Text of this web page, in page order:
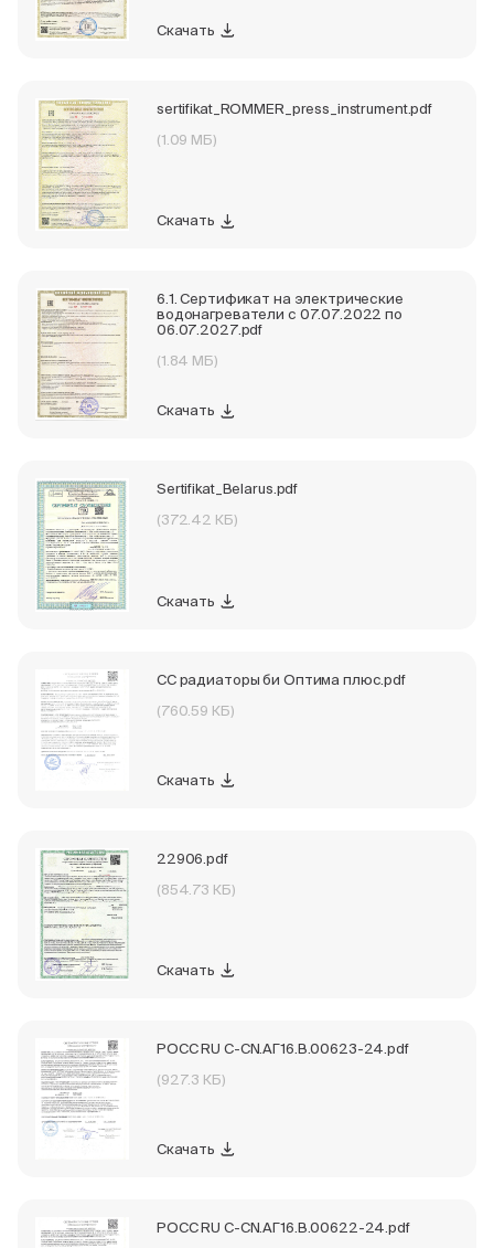
Скачать
sertifikat_ROMMER_press_instrument.pdf
(1.09 МБ)
Скачать
6.1. Сертификат на электрические
водонагреватели с 07.07.2022 по
06.07.2027.pdf
(1.84 МБ)
Скачать
Sertifikat_Belarus.pdf
(372.42 КБ)
Скачать
СС радиаторы би Оптима плюс.pdf
(760.59 КБ)
Скачать
22906.pdf
(854.73 КБ)
Скачать
РОСС RU С-CN.АГ16.В.00623-24.pdf
(927.3 КБ)
Скачать
РОСС RU С-CN.АГ16.В.00622-24.pdf